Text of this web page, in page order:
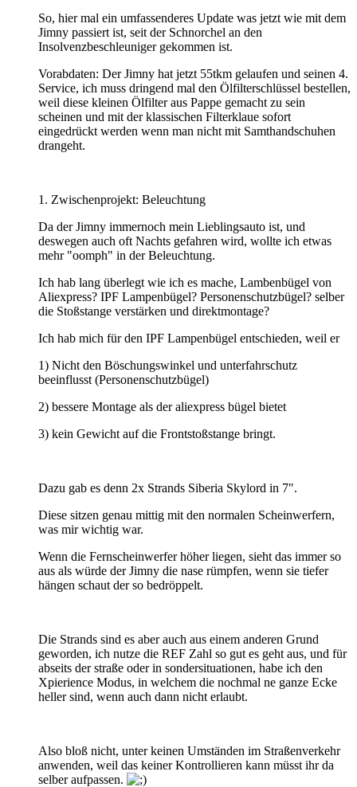
So, hier mal ein umfassenderes Update was jetzt wie mit dem
Jimny passiert ist, seit der Schnorchel an den
Insolvenzbeschleuniger gekommen ist.
Vorabdaten: Der Jimny hat jetzt 55tkm gelaufen und seinen 4.
Service, ich muss dringend mal den Ölfilterschlüssel bestellen,
weil diese kleinen Ölfilter aus Pappe gemacht zu sein
scheinen und mit der klassischen Filterklaue sofort
eingedrückt werden wenn man nicht mit Samthandschuhen
drangeht.
1. Zwischenprojekt: Beleuchtung
Da der Jimny immernoch mein Lieblingsauto ist, und
deswegen auch oft Nachts gefahren wird, wollte ich etwas
mehr "oomph" in der Beleuchtung.
Ich hab lang überlegt wie ich es mache, Lambenbügel von
Aliexpress? IPF Lampenbügel? Personenschutzbügel? selber
die Stoßstange verstärken und direktmontage?
Ich hab mich für den IPF Lampenbügel entschieden, weil er
1) Nicht den Böschungswinkel und unterfahrschutz
beeinflusst (Personenschutzbügel)
2) bessere Montage als der aliexpress bügel bietet
3) kein Gewicht auf die Frontstoßstange bringt.
Dazu gab es denn 2x Strands Siberia Skylord in 7".
Diese sitzen genau mittig mit den normalen Scheinwerfern,
was mir wichtig war.
Wenn die Fernscheinwerfer höher liegen, sieht das immer so
aus als würde der Jimny die nase rümpfen, wenn sie tiefer
hängen schaut der so bedröppelt.
Die Strands sind es aber auch aus einem anderen Grund
geworden, ich nutze die REF Zahl so gut es geht aus, und für
abseits der straße oder in sondersituationen, habe ich den
Xpierience Modus, in welchem die nochmal ne ganze Ecke
heller sind, wenn auch dann nicht erlaubt.
Also bloß nicht, unter keinen Umständen im Straßenverkehr
anwenden, weil das keiner Kontrollieren kann müsst ihr da
selber aufpassen.